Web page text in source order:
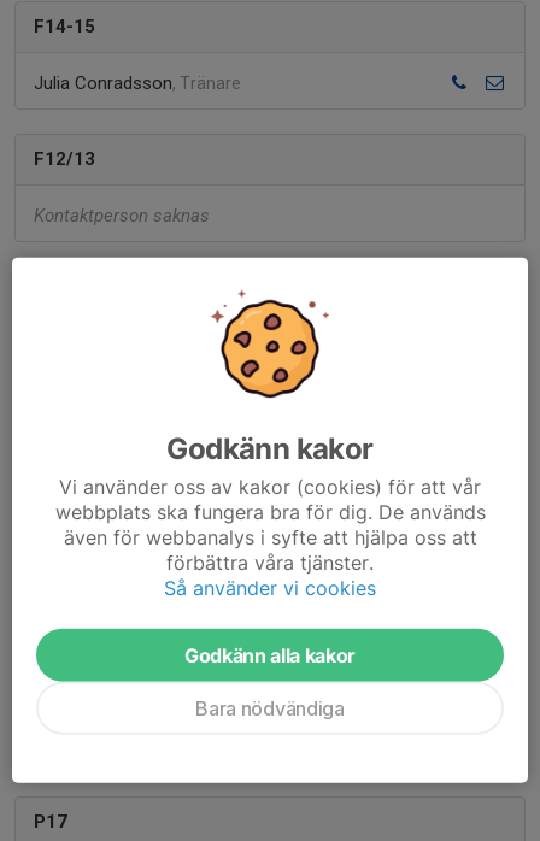
F14-15
Julia Conradsson, Tränare
F12/13
Kontaktperson saknas
, Tränare
Kontaktperson saknas
P18
P17
Godkänn kakor
Vi använder oss av kakor (cookies) för att vår
webbplats ska fungera bra för dig. De används
även för webbanalys i syfte att hjälpa oss att
förbättra våra tjänster.
Så använder vi cookies
Godkänn alla kakor
Bara nödvändiga